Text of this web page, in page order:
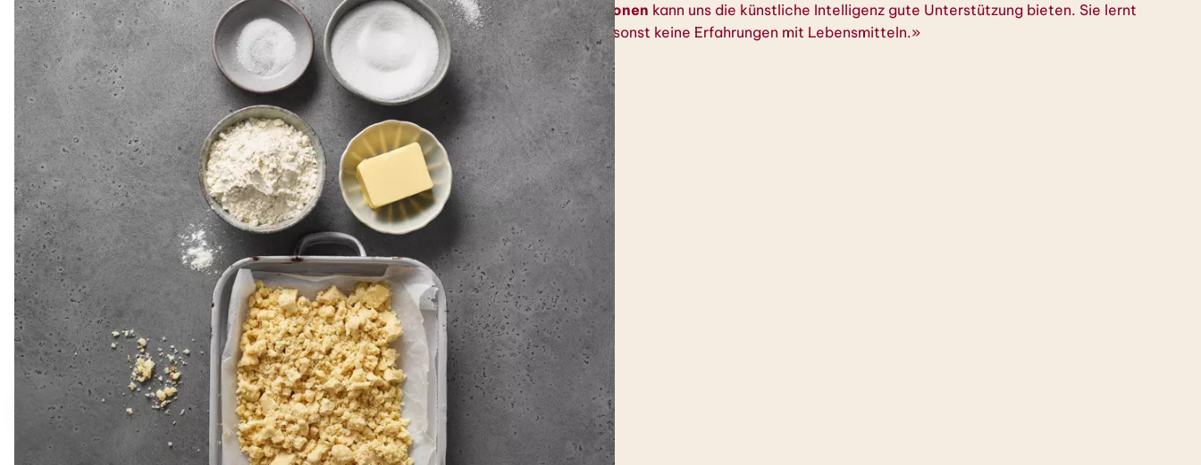
«Besonders inkreativen Suchprozessen für neue Rezepte oder Zutaten-Kombinationen kann uns die künstliche Intelligenz gute Unterstützung bieten. Sie lernt
ausschliesslich aus bisherigen Rezepten und ist völlig unvoreingenommen, denn sie hat sonst keine Erfahrungen mit Lebensmitteln.»
Sibylle Weber-Sager
Leitung Rezeptredaktion